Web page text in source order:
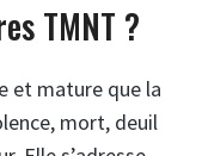
TMNT ?
et mature que la
mort, deuil